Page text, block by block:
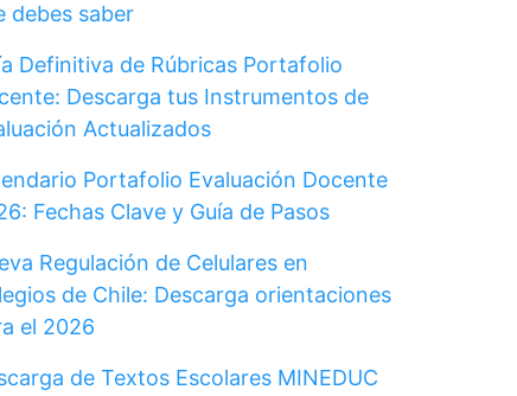
debes saber
Definitiva de Rúbricas Portafolio
Descarga tus Instrumentos de
Actualizados
Portafolio Evaluación Docente
Fechas Clave y Guía de Pasos
Regulación de Celulares en
de Chile: Descarga orientaciones
el 2026
de Textos Escolares MINEDUC